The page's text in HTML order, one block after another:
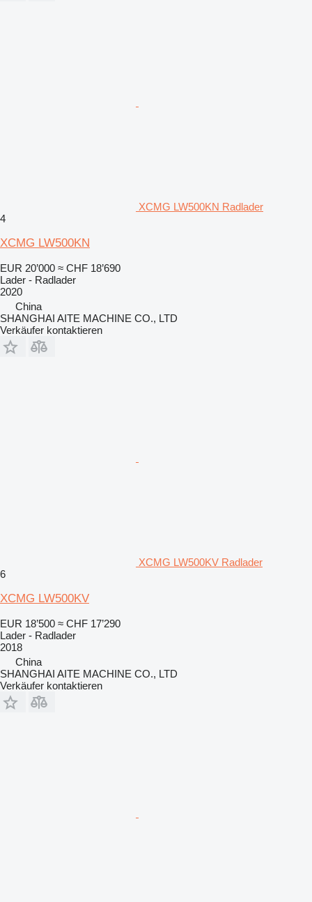
XCMG LW500KN Radlader
4
XCMG LW500KN
EUR 20’000 ≈ CHF 18’690
Lader - Radlader
2020
China
SHANGHAI AITE MACHINE CO., LTD
Verkäufer kontaktieren
XCMG LW500KV Radlader
6
XCMG LW500KV
EUR 18’500 ≈ CHF 17’290
Lader - Radlader
2018
China
SHANGHAI AITE MACHINE CO., LTD
Verkäufer kontaktieren